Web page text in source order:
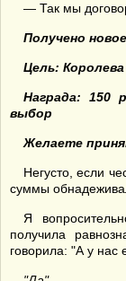
— Так мы
Получено
Цель:
Награда: 150
выбор
Желаете
Негусто, если
суммы
Я
получила
говорила: "А у нас